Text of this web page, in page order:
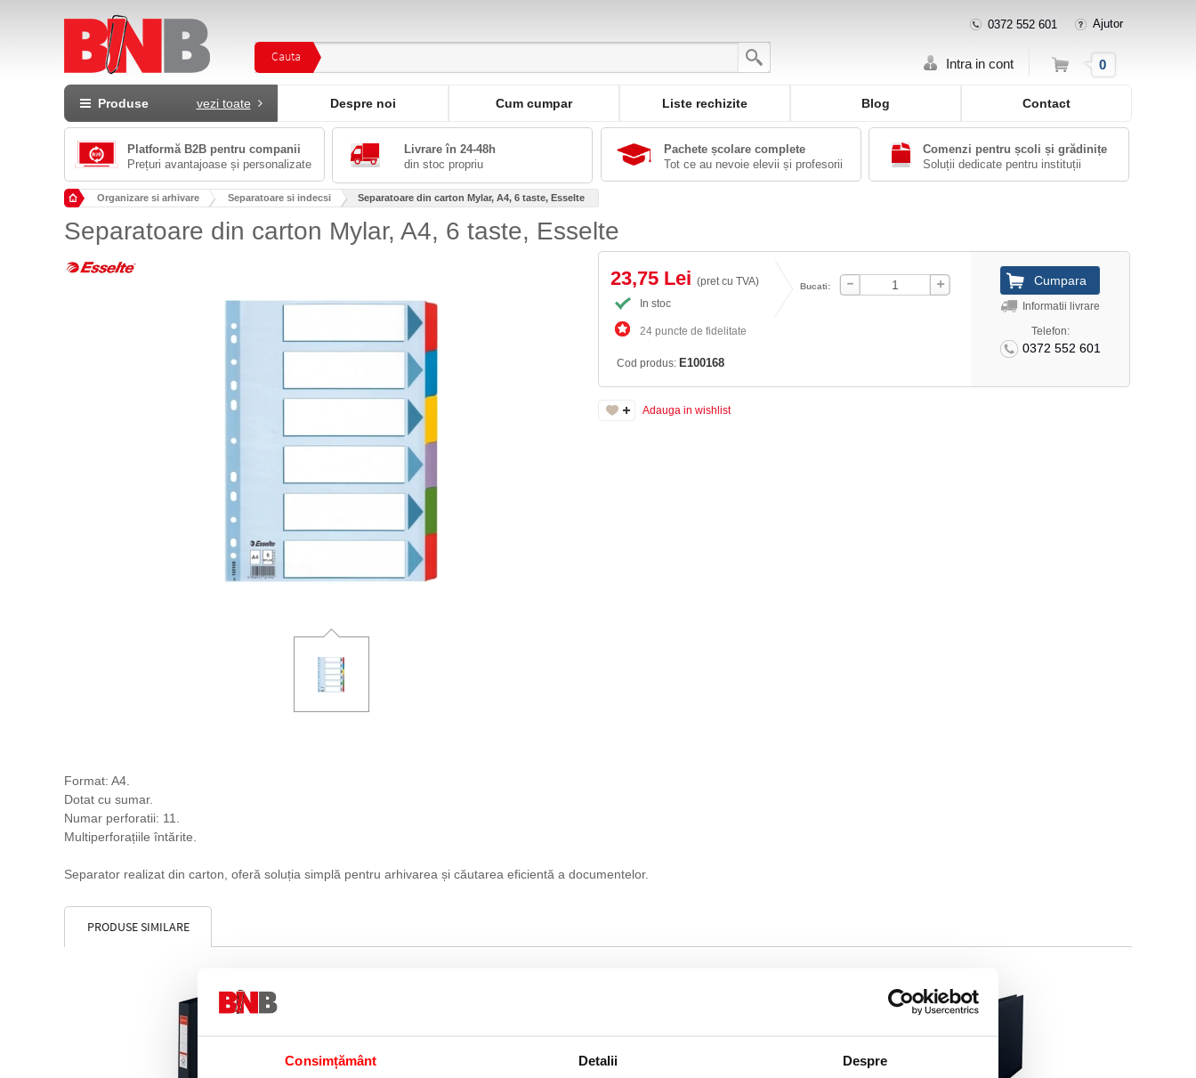
Consimțământ Detalii Despre
Cauta
0372 552 601 Ajutor
Intra in cont Cos 0
Produse vezi toate Despre noi Cum cumpar Liste rechizite Blog Contact
Platformă B2B pentru companii
Prețuri avantajoase și personalizate
Livrare în 24-48h
din stoc propriu
Pachete școlare complete
Tot ce au nevoie elevii și profesorii
Comenzi pentru școli și grădinițe
Soluții dedicate pentru instituții
Organizare si arhivare Separatoare si indecsi Separatoare din carton Mylar, A4, 6 taste, Esselte
Separatoare din carton Mylar, A4, 6 taste, Esselte
23,75 Lei (pret cu TVA)
In stoc
24 puncte de fidelitate
Bucati:
Cod produs: E100168
Informatii livrare
Telefon:
0372 552 601
Adauga in wishlist
Format: A4.
Dotat cu sumar.
Numar perforatii: 11.
Multiperforațiile întărite.
Separator realizat din carton, oferă soluția simplă pentru arhivarea și căutarea eficientă a documentelor.
PRODUSE SIMILARE